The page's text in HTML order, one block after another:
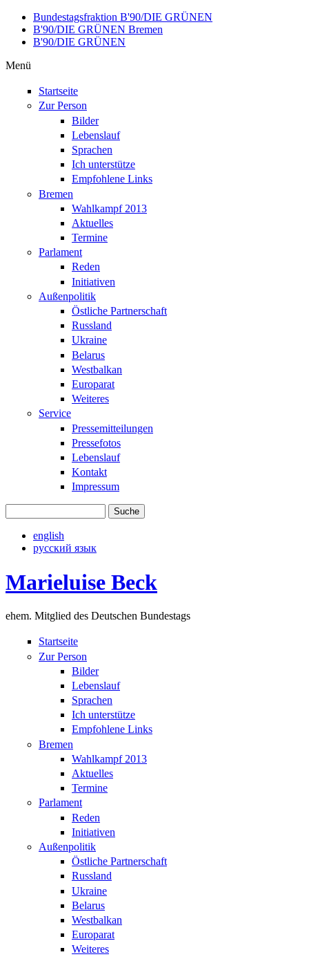
Direkt zum Inhalt
Bundestagsfraktion B'90/DIE GRÜNEN
B'90/DIE GRÜNEN Bremen
B'90/DIE GRÜNEN
Menü
Startseite
Zur Person
Bilder
Lebenslauf
Sprachen
Ich unterstütze
Empfohlene Links
Bremen
Wahlkampf 2013
Aktuelles
Termine
Parlament
Reden
Initiativen
Außenpolitik
Östliche Partnerschaft
Russland
Ukraine
Belarus
Westbalkan
Europarat
Weiteres
Service
Pressemitteilungen
Pressefotos
Lebenslauf
Kontakt
Impressum
english
русский язык
Marieluise Beck
ehem. Mitglied des Deutschen Bundestags
Startseite
Zur Person
Bilder
Lebenslauf
Sprachen
Ich unterstütze
Empfohlene Links
Bremen
Wahlkampf 2013
Aktuelles
Termine
Parlament
Reden
Initiativen
Außenpolitik
Östliche Partnerschaft
Russland
Ukraine
Belarus
Westbalkan
Europarat
Weiteres